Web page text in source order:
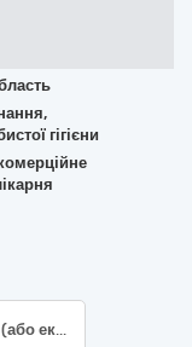
гігієни
Світильник операційний KD-2036D-2 (або еквівалент)